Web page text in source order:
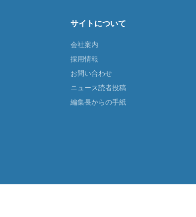
サイトについて
会社案内
採用情報
お問い合わせ
ニュース読者投稿
編集長からの手紙